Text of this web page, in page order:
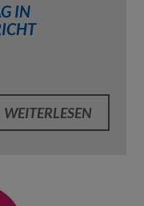
IN
WEITERLESEN